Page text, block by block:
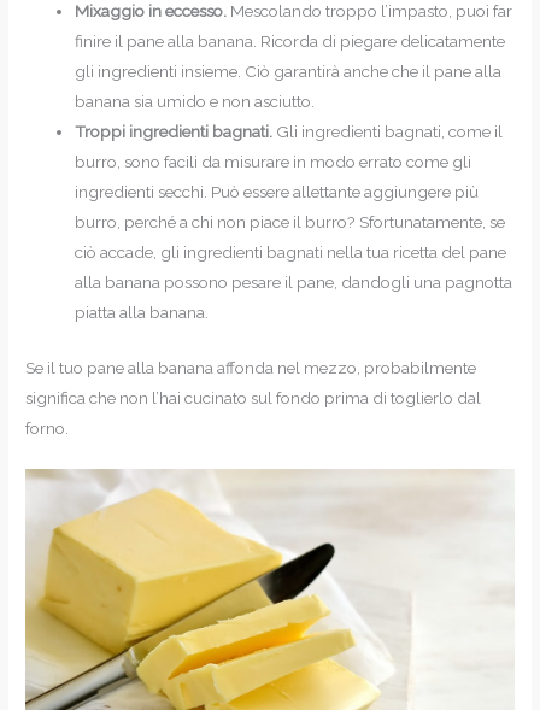
Mixaggio in eccesso. Mescolando troppo l’impasto, puoi far
finire il pane alla banana. Ricorda di piegare delicatamente
gli ingredienti insieme. Ciò garantirà anche che il pane alla
banana sia umido e non asciutto.
Troppi ingredienti bagnati. Gli ingredienti bagnati, come il
burro, sono facili da misurare in modo errato come gli
ingredienti secchi. Può essere allettante aggiungere più
burro, perché a chi non piace il burro? Sfortunatamente, se
ciò accade, gli ingredienti bagnati nella tua ricetta del pane
alla banana possono pesare il pane, dandogli una pagnotta
piatta alla banana.
Se il tuo pane alla banana affonda nel mezzo, probabilmente
significa che non l’hai cucinato sul fondo prima di toglierlo dal
forno.